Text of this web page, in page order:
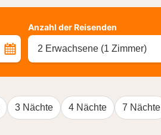
Anzahl der Reisenden
2 Erwachsene (1 Zimmer)
3 Nächte 4 Nächte 7 Nächte